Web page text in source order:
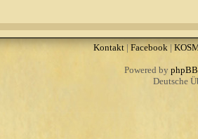
Kontakt|Facebook|
Powered by phpBB
Deutsche